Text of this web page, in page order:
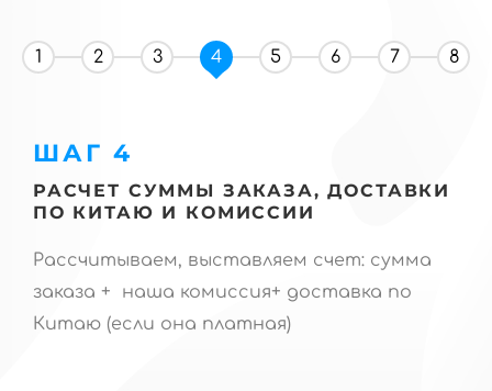
1 2 3 4 5 6 7 8
ШАГ 4
РАСЧЕТ СУММЫ ЗАКАЗА, ДОСТАВКИ
ПО КИТАЮ И КОМИССИИ
Рассчитываем, выставляем счет: сумма
заказа + наша комиссия+ доставка по
Китаю (если она платная)